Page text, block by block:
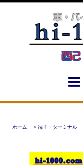
ホーム > 端子・ターミナル